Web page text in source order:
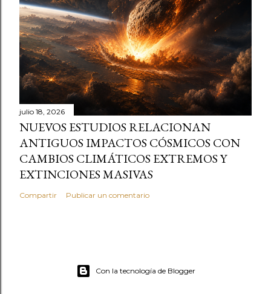
julio 18, 2026
NUEVOS ESTUDIOS RELACIONAN
ANTIGUOS IMPACTOS CÓSMICOS CON
CAMBIOS CLIMÁTICOS EXTREMOS Y
EXTINCIONES MASIVAS
Compartir Publicar un comentario
Con la tecnología de Blogger